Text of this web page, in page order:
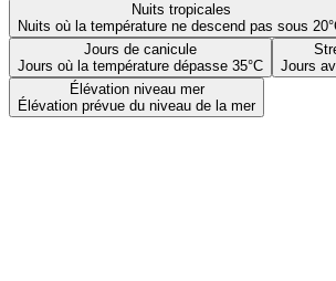
Nuits tropicales
Nuits où la température ne descend pas sous
Jours de canicule
Jours où la température dépasse 35°C
Jours
Élévation niveau mer
Élévation prévue du niveau de la mer